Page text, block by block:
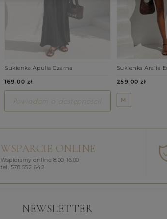
Sukienka Apulia Czarna
169.00 zł
Powiadom o dostępności!
Sukienka Aralia
259.00 zł
M
WSPARCIE ONLINE
Wspieramy online 8.00-16.00
tel. 578 552 642
NEWSLETTER